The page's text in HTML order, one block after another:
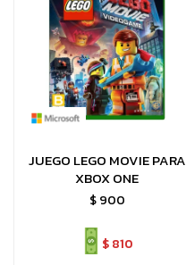
JUEGO LEGO MOVIE PARA
XBOX ONE
$ 900
$810